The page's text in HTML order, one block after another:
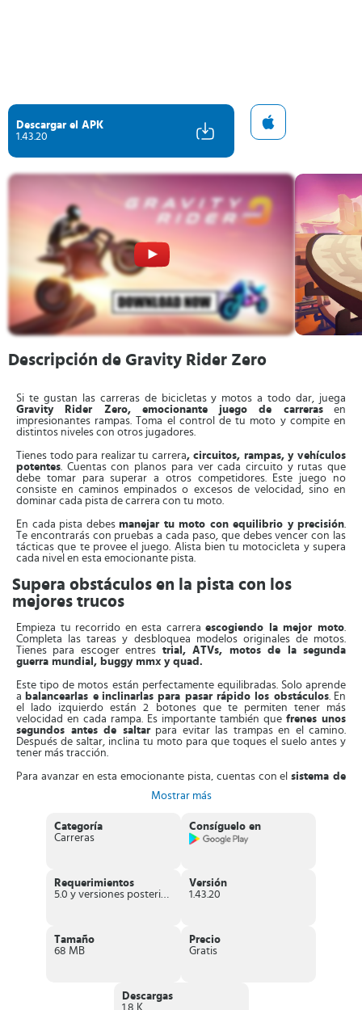
Descargar el APK
1.43.20
Descripción de Gravity Rider Zero
Si te gustan las carreras de bicicletas y motos a todo dar, juega
Gravity Rider Zero, emocionante juego de carrerasen
impresionantes rampas. Toma el control de tu moto y compite en
distintos niveles con otros jugadores.
Tienes todo para realizar tu carrera, circuitos, rampas, y vehículos
potentes. Cuentas con planos para ver cada circuito y rutas que
debe tomar para superar a otros competidores. Este juego no
consiste en caminos empinados o excesos de velocidad, sino en
dominar cada pista de carrera con tu moto.
En cada pista debes manejar tu moto con equilibrio y precisión.
Te encontrarás con pruebas a cada paso, que debes vencer con las
tácticas que te provee el juego. Alista bien tu motocicleta y supera
cada nivel en esta emocionante pista.
Supera obstáculos en la pista con los
mejores trucos
Empieza tu recorrido en esta carreraescogiendo la mejor moto.
Completa las tareas y desbloquea modelos originales de motos.
Tienes para escoger entres trial, ATVs, motos de la segunda
guerra mundial, buggy mmx y quad.
Este tipo de motos están perfectamente equilibradas. Solo aprende
a balancearlas e inclinarlas para pasar rápido los obstáculos. En
el lado izquierdo están 2 botones que te permiten tener más
velocidad en cada rampa. Es importante también que frenes unos
segundos antes de saltarpara evitar las trampas en el camino.
Después de saltar, inclina tu moto para que toques el suelo antes y
tener más tracción.
Para avanzar en esta emocionante pista, cuentas con elsistema de
moto, que puedes superar en tres etapas. Esto te permite pasar de
espacio. A medida que progresas, la configuración de tu vehículo
cambia para que sea más rápido.
puños y reemplaza las llantas por unas más resistentes.
Por otra parte, puedes competir con otros jugadores en línea
olvides recargar el tanque de gasolina en cada parada y conduce
intensos, como rampas gigantes, láseres, picos y la gravedad. Todos
tratando de entorpecer tu carrera. Pero mientras más profunda sea
Mostrar más
Categoría
Carreras
Consíguelo en
Requerimientos
5.0 y versiones posteriores
Versión
1.43.20
Tamaño
68 MB
Precio
Gratis
Descargas
1.8 K